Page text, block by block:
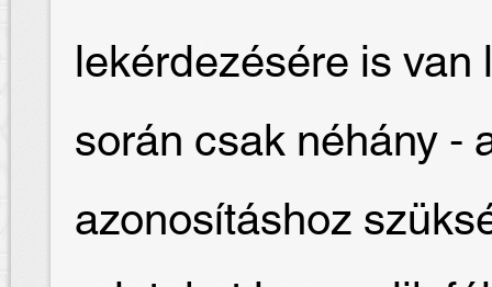
lekérdezésére is
során csak néhány -
azonosításhoz